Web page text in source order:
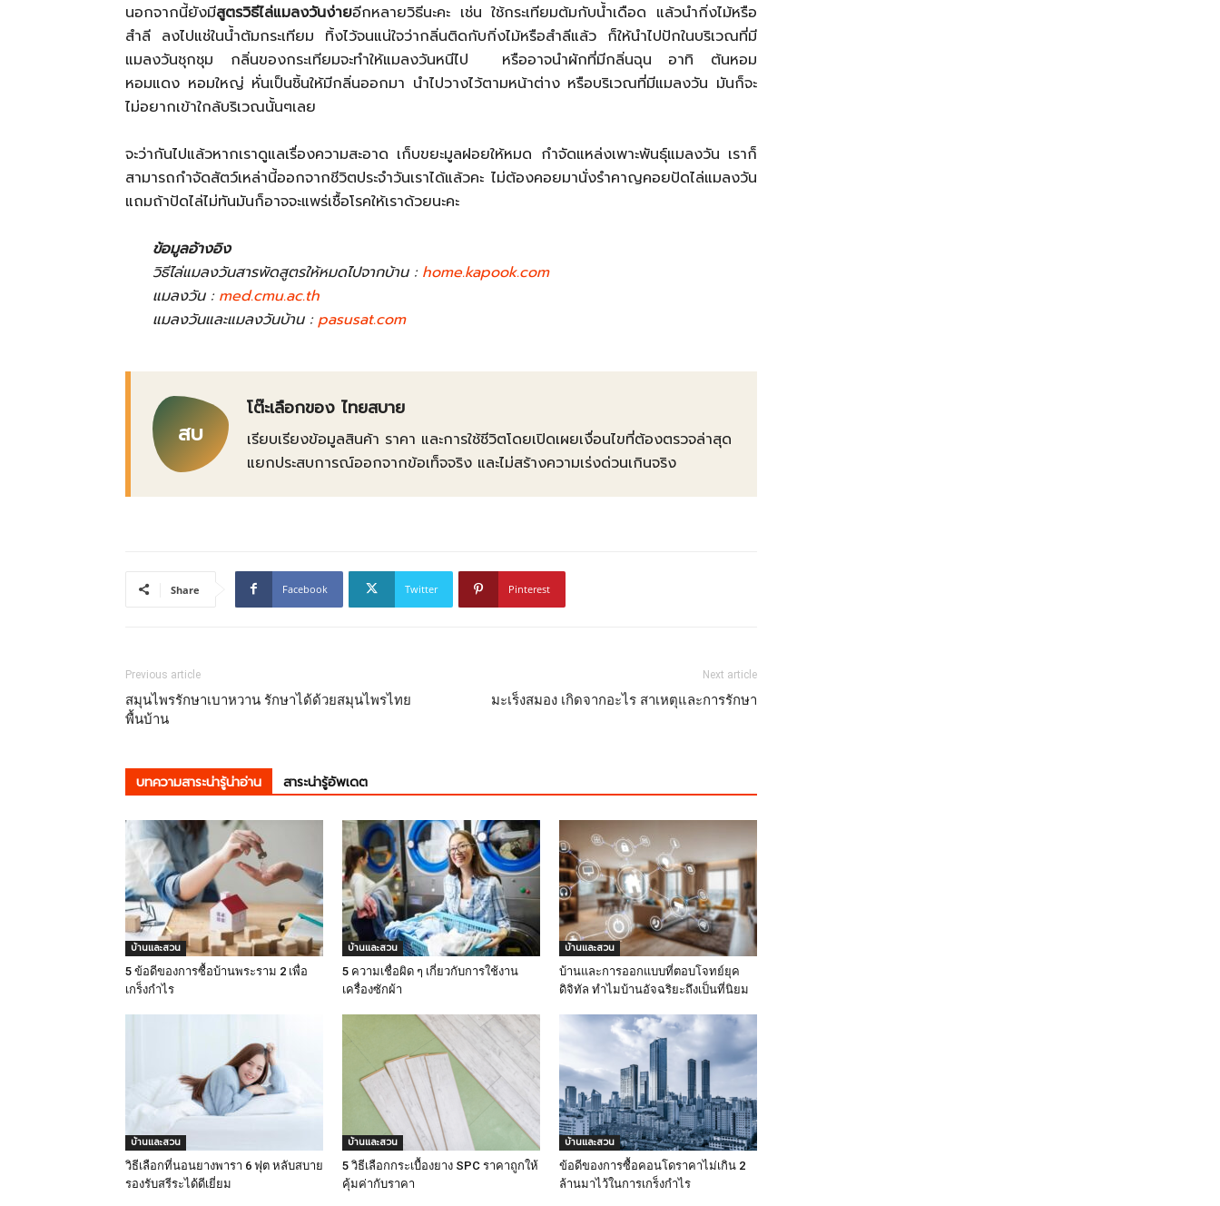
นอกจากนี้ยังมีสูตรวิธีไล่แมลงวันง่ายอีกหลายวิธีนะคะ เช่น ใช้กระเทียมต้มกับน้ำเดือด แล้วนำกิ่งไม้หรือ
สำลี ลงไปแช่ในน้ำต้มกระเทียม ทิ้งไว้จนแน่ใจว่ากลิ่นติดกับกิ่งไม้หรือสำลีแล้ว ก็ให้นำไปปักในบริเวณที่มี
แมลงวันชุกชุม กลิ่นของกระเทียมจะทำให้แมลงวันหนีไป หรืออาจนำผักที่มีกลิ่นฉุน อาทิ ต้นหอม
หอมแดง หอมใหญ่ หั่นเป็นชิ้นให้มีกลิ่นออกมา นำไปวางไว้ตามหน้าต่าง หรือบริเวณที่มีแมลงวัน มันก็จะ
ไม่อยากเข้าใกล้บริเวณนั้นๆเลย
จะว่ากันไปแล้วหากเราดูแลเรื่องความสะอาด เก็บขยะมูลฝอยให้หมด กำจัดแหล่งเพาะพันธุ์แมลงวัน เราก็
สามารถกำจัดสัตว์เหล่านี้ออกจากชีวิตประจำวันเราได้แล้วคะ ไม่ต้องคอยมานั่งรำคาญคอยปัดไล่แมลงวัน
แถมถ้าปัดไล่ไม่ทันมันก็อาจจะแพร่เชื้อโรคให้เราด้วยนะคะ
ข้อมูลอ้างอิง
วิธีไล่แมลงวันสารพัดสูตรให้หมดไปจากบ้าน : home.kapook.com
แมลงวัน : med.cmu.ac.th
แมลงวันและแมลงวันบ้าน : pasusat.com
สบ
โต๊ะเลือกของ ไทยสบาย
เรียบเรียงข้อมูลสินค้า ราคา และการใช้ชีวิตโดยเปิดเผยเงื่อนไขที่ต้องตรวจล่าสุด
แยกประสบการณ์ออกจากข้อเท็จจริง และไม่สร้างความเร่งด่วนเกินจริง
Share Facebook Twitter Pinterest
Previous article
สมุนไพรรักษาเบาหวาน รักษาได้ด้วยสมุนไพรไทย
พื้นบ้าน
Next article
มะเร็งสมอง เกิดจากอะไร สาเหตุและการรักษา
บทความสาระน่ารู้น่าอ่าน สาระน่ารู้อัพเดต
บ้านและสวน
5 ข้อดีของการซื้อบ้านพระราม 2 เพื่อ
เกร็งกำไร
บ้านและสวน
5 ความเชื่อผิด ๆ เกี่ยวกับการใช้งาน
เครื่องซักผ้า
บ้านและสวน
บ้านและการออกแบบที่ตอบโจทย์ยุค
ดิจิทัล ทำไมบ้านอัจฉริยะถึงเป็นที่นิยม
บ้านและสวน
วิธีเลือกที่นอนยางพารา 6 ฟุต หลับสบาย
รองรับสรีระได้ดีเยี่ยม
บ้านและสวน
5 วิธีเลือกกระเบื้องยาง SPC ราคาถูกให้
คุ้มค่ากับราคา
บ้านและสวน
ข้อดีของการซื้อคอนโดราคาไม่เกิน 2
ล้านมาไว้ในการเกร็งกำไร